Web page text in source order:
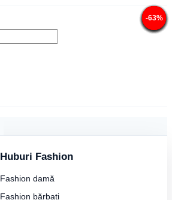
Huburi Fashion
Fashion damă
Fashion bărbați
-65%
-48%
-62%
-66%
-10%
-46%
-49%
-25%
-66%
-64%
-65%
-63%